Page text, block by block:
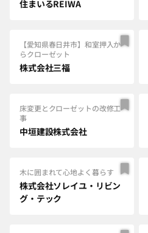
住まいるREIWA
【愛知県春日井市】和室押入か
らクローゼット
株式会社三福
床変更とクローゼットの改修工
事
中垣建設株式会社
木に囲まれて心地よく暮らす
株式会社ソレイユ・リビン
グ・テック